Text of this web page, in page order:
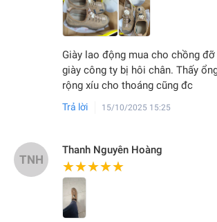
ĐỘI NGŨ NHÂN SỰ
Giày lao động mua cho chồng
giày công ty bị hôi chân. Thấy
rộng xíu cho thoáng cũng đc
Trả lời 15/10/2025 15:25
TNH
Thanh Nguyên Hoàng
★★★★★
★★★★★